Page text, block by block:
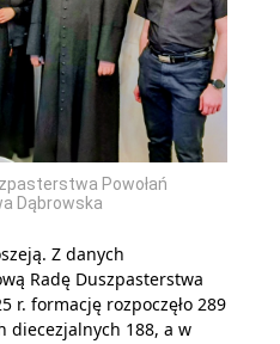
Powołań
Dąbrowska
Z danych
Radę Duszpasterstwa
r. formację rozpoczęło 289
diecezjalnych 188, a w